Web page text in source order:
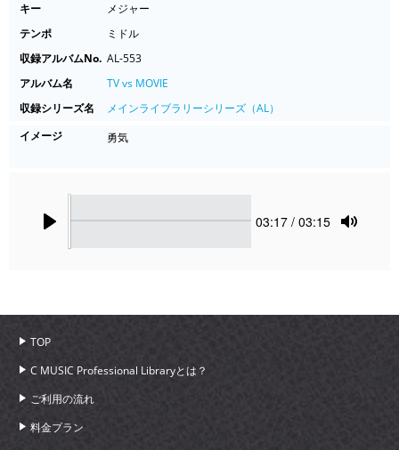
キー
メジャー
テンポ
ミドル
収録アルバムNo. AL-553
アルバム名
TV vs MOVIE
収録シリーズ名
メインライブラリーシリーズ（AL）
イメージ
勇気
Current
03:17 / 03:15
TOP
C MUSIC Professional Libraryとは？
ご利用の流れ
料金プラン